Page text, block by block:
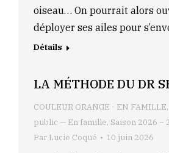
oiseau… On pourrait alors
déployer ses ailes pour
Détails
LA MÉTHODE DU DR
COULEUR ORANGE - EN FAMILLE,
public — En famille, Saison 2026 –
Par Lucie Coqué 10 juin 2026